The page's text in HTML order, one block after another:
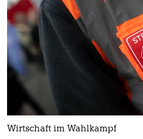
Wirtschaft im Wahlkampf